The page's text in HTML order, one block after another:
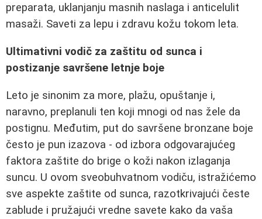
preparata, uklanjanju masnih naslaga i anticelulit
masaži. Saveti za lepu i zdravu kožu tokom leta.
Ultimativni vodič za zaštitu od sunca i
postizanje savršene letnje boje
Leto je sinonim za more, plažu, opuštanje i,
naravno, preplanuli ten koji mnogi od nas žele da
postignu. Međutim, put do savršene bronzane boje
često je pun izazova - od izbora odgovarajućeg
faktora zaštite do brige o koži nakon izlaganja
suncu. U ovom sveobuhvatnom vodiču, istražićemo
sve aspekte zaštite od sunca, razotkrivajući česte
zablude i pružajući vredne savete kako da vaša